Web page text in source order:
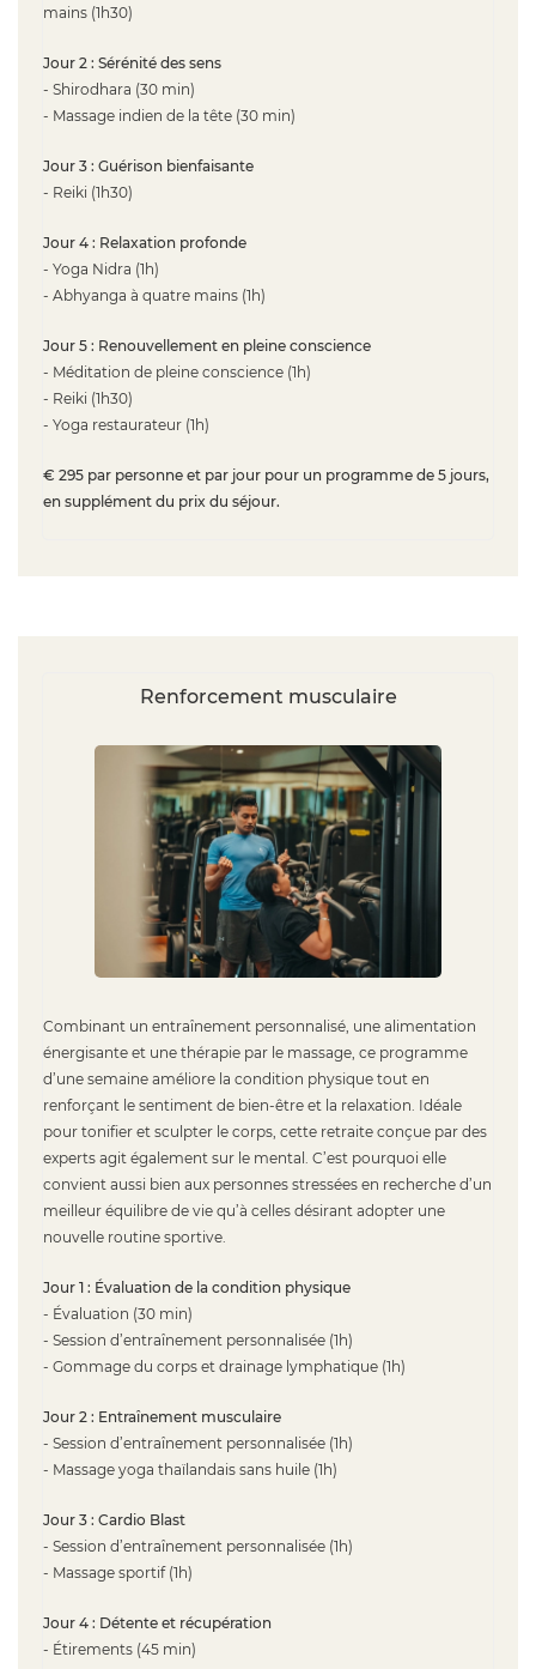
mains (1h30)
Jour 2 : Sérénité des sens
- Shirodhara (30 min)
- Massage indien de la tête (30 min)
Jour 3 : Guérison bienfaisante
- Reiki (1h30)
Jour 4 : Relaxation profonde
- Yoga Nidra (1h)
- Abhyanga à quatre mains (1h)
Jour 5 : Renouvellement en pleine conscience
- Méditation de pleine conscience (1h)
- Reiki (1h30)
- Yoga restaurateur (1h)
€ 295 par personne et par jour pour un programme de 5 jours,
en supplément du prix du séjour.
Renforcement musculaire
Combinant un entraînement personnalisé, une alimentation
énergisante et une thérapie par le massage, ce programme
d’une semaine améliore la condition physique tout en
renforçant le sentiment de bien-être et la relaxation. Idéale
pour tonifier et sculpter le corps, cette retraite conçue par des
experts agit également sur le mental. C’est pourquoi elle
convient aussi bien aux personnes stressées en recherche d’un
meilleur équilibre de vie qu’à celles désirant adopter une
nouvelle routine sportive.
Jour 1 : Évaluation de la condition physique
- Évaluation (30 min)
- Session d’entraînement personnalisée (1h)
- Gommage du corps et drainage lymphatique (1h)
Jour 2 : Entraînement musculaire
- Session d’entraînement personnalisée (1h)
- Massage yoga thaïlandais sans huile (1h)
Jour 3 : Cardio Blast
- Session d’entraînement personnalisée (1h)
- Massage sportif (1h)
Jour 4 : Détente et récupération
- Étirements (45 min)